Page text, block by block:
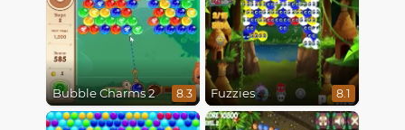
Bubble Charms 2 8.3 Fuzzies 8.1